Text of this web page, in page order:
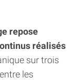
repose
réalisés
sur trois
les